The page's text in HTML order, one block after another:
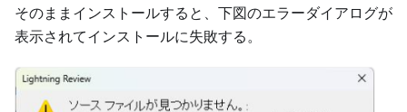
そのままインストールすると、下図のエラーダイアログが
表示されてインストールに失敗する。